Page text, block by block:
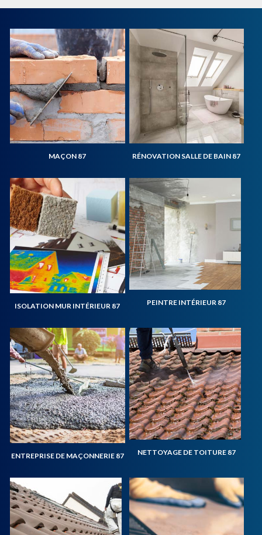
MAÇON 87 RÉNOVATION SALLE DE BAIN 87
ISOLATION MUR INTÉRIEUR 87 PEINTRE INTÉRIEUR 87
ENTREPRISE DE MAÇONNERIE 87 NETTOYAGE DE TOITURE 87